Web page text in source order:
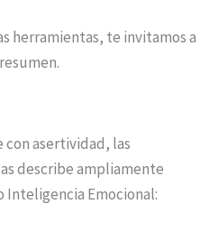
herramientas, te invitamos a
con asertividad, las
describe ampliamente
Inteligencia Emocional: